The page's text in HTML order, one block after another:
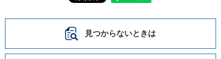
見つからないときは